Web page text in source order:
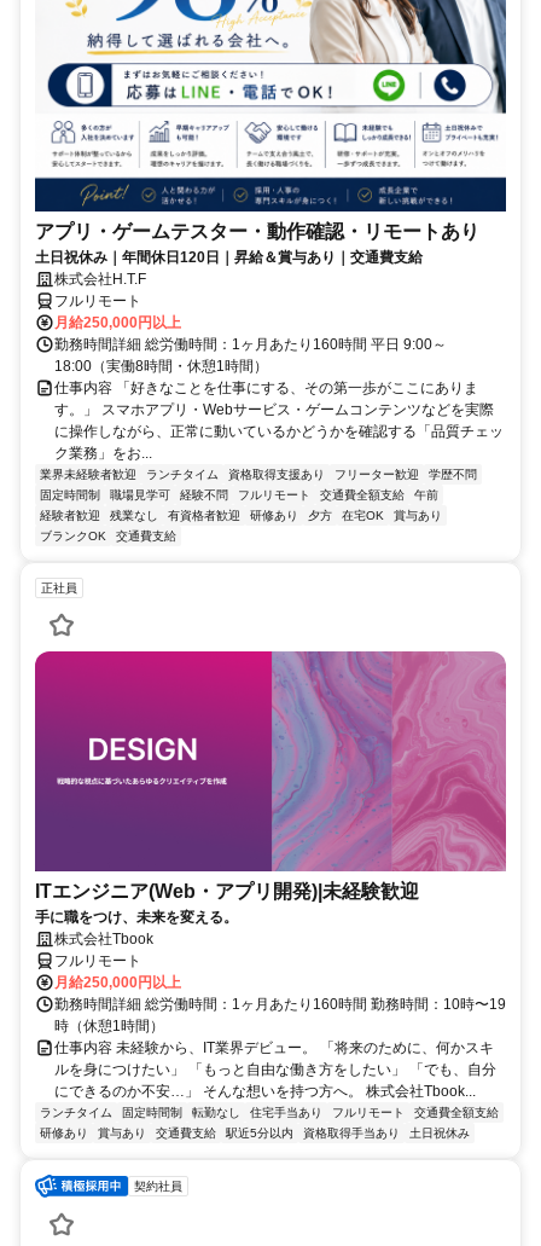
アプリ・ゲームテスター・動作確認・リモートあり
土日祝休み｜年間休日120日｜昇給＆賞与あり｜交通費支給
株式会社H.T.F
フルリモート
月給250,000円以上
勤務時間詳細 総労働時間：1ヶ月あたり160時間 平日 9:00～
18:00（実働8時間・休憩1時間）
仕事内容 「好きなことを仕事にする、その第一歩がここにありま
す。」 スマホアプリ・Webサービス・ゲームコンテンツなどを実際
に操作しながら、正常に動いているかどうかを確認する「品質チェッ
ク業務」をお...
業界未経験者歓迎 ランチタイム 資格取得支援あり フリーター歓迎
学歴不問
固定時間制
職場見学可 経験不問 フルリモート 交通費全額支給
午前
経験者歓迎
残業なし 有資格者歓迎 研修あり 夕方 在宅OK
賞与あり
ブランクOK
交通費支給
正社員
ITエンジニア(Web・アプリ開発)|未経験歓迎
手に職をつけ、未来を変える。
株式会社Tbook
フルリモート
月給250,000円以上
勤務時間詳細 総労働時間：1ヶ月あたり160時間 勤務時間：10時〜19
時（休憩1時間）
仕事内容 未経験から、IT業界デビュー。 「将来のために、何かスキ
ルを身につけたい」 「もっと自由な働き方をしたい」 「でも、自分
にできるのか不安…」 そんな想いを持つ方へ。 株式会社Tbook...
ランチタイム 固定時間制 転勤なし 住宅手当あり フルリモート
交通費全額支給
研修あり
賞与あり 交通費支給 駅近5分以内 資格取得手当あり 土日祝休み
契約社員